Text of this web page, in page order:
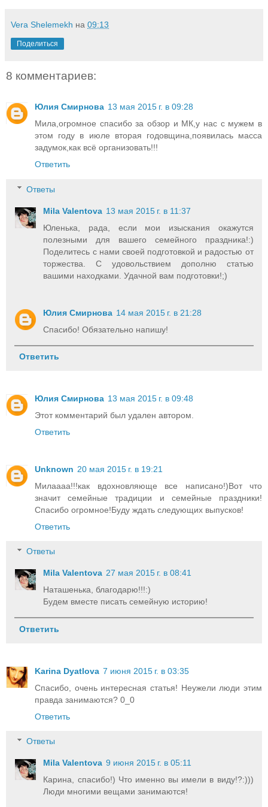
Vera Shelemekh на 09:13
Поделиться
8 комментариев:
Юлия Смирнова 13 мая 2015 г. в 09:28
Мила,огромное спасибо за обзор и МК,у нас с мужем в
этом году в июле вторая годовщина,появилась масса
задумок,как всё организовать!!!
Ответить
Ответы
Mila Valentova 13 мая 2015 г. в 11:37
Юленька, рада, если мои изыскания окажутся
полезными для вашего семейного праздника!:)
Поделитесь с нами своей подготовкой и радостью от
торжества. С удовольствием дополню статью
вашими находками. Удачной вам подготовки!;)
Юлия Смирнова 14 мая 2015 г. в 21:28
Спасибо! Обязательно напишу!
Ответить
Юлия Смирнова 13 мая 2015 г. в 09:48
Этот комментарий был удален автором.
Ответить
Unknown 20 мая 2015 г. в 19:21
Милаааа!!!как вдохновляюще все написано!)Вот что
значит семейные традиции и семейные праздники!
Спасибо огромное!Буду ждать следующих выпусков!
Ответить
Ответы
Mila Valentova 27 мая 2015 г. в 08:41
Наташенька, благодарю!!!:)
Будем вместе писать семейную историю!
Ответить
Karina Dyatlova 7 июня 2015 г. в 03:35
Спасибо, очень интересная статья! Неужели люди этим
правда занимаются? 0_0
Ответить
Ответы
Mila Valentova 9 июня 2015 г. в 05:11
Карина, спасибо!) Что именно вы имели в виду!?:)))
Люди многими вещами занимаются!